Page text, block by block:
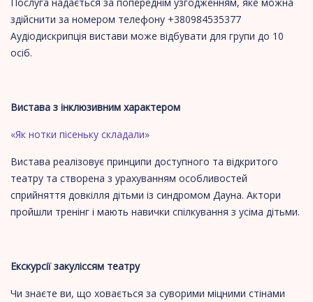
здійснити за номером телефону +380984535377
Аудіодискрипція вистави може відбувати для групи до 10
осіб.
Вистава з інклюзивним характером
«Як нотки пісеньку складали»
Вистава реалізовує принципи доступного та відкритого
театру та створена з урахуванням особливостей
сприйняття довкілля дітьми із синдромом Дауна. Актори
пройшли тренінг і мають навички спілкування з усіма дітьми.
Екскурсії закуліссям театру
Чи знаєте ви, що ховається за суворими міцними стінами